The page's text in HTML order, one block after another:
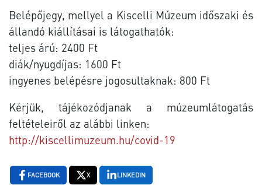
Belépőjegy, mellyel a Kiscelli Múzeum időszaki és
állandó kiállításai is látogathatók:
teljes árú: 2400 Ft
diák/nyugdíjas: 1600 Ft
ingyenes belépésre jogosultaknak: 800 Ft
Kérjük, tájékozódjanak a múzeumlátogatás
feltételeiről az alábbi linken:
http://kiscellimuzeum.hu/covid-19
FACEBOOK X LINKEDIN